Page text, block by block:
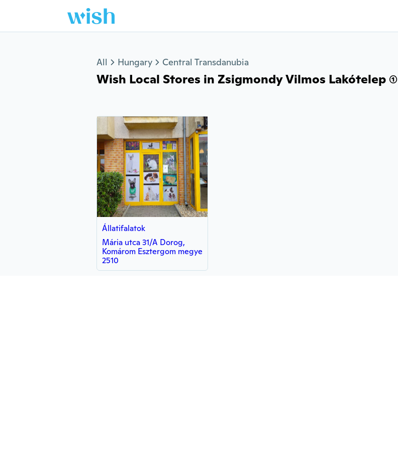
All Hungary Central Transdanubia
Wish Local Stores in Zsigmondy Vilmos Lakótelep (1)
Állatifalatok
Mária utca 31/A Dorog,
Komárom Esztergom megye
2510